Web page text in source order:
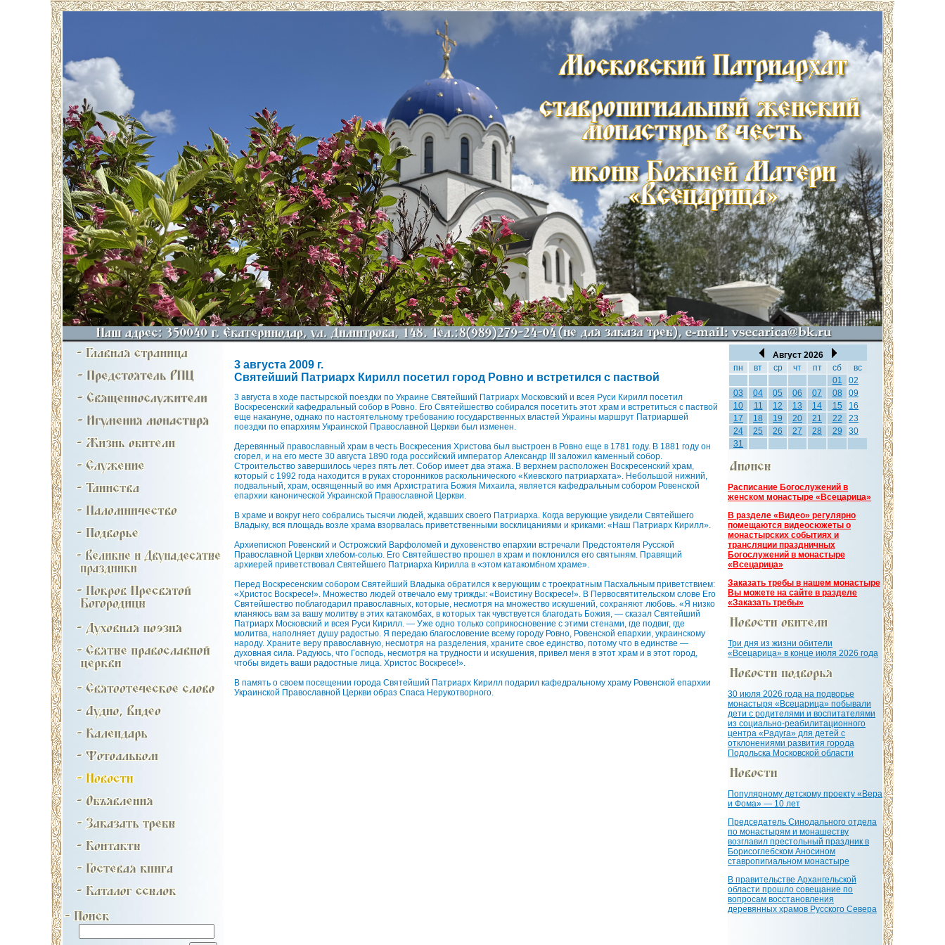
3 августа 2009 г.
Святейший Патриарх Кирилл посетил город Ровно и встретился с паствой
3 августа в ходе пастырской поездки по Украине Святейший Патриарх Московский и всея Руси Кирилл посетил
Воскресенский кафедральный собор в Ровно. Его Святейшество собирался посетить этот храм и встретиться с паствой
еще накануне, однако по настоятельному требованию государственных властей Украины маршрут Патриаршей
поездки по епархиям Украинской Православной Церкви был изменен.
Деревянный православный храм в честь Воскресения Христова был выстроен в Ровно еще в 1781 году. В 1881 году он
сгорел, и на его месте 30 августа 1890 года российский император Александр III заложил каменный собор.
Строительство завершилось через пять лет. Собор имеет два этажа. В верхнем расположен Воскресенский храм,
который с 1992 года находится в руках сторонников раскольнического «Киевского патриархата». Небольшой нижний,
подвальный, храм, освященный во имя Архистратига Божия Михаила, является кафедральным собором Ровенской
епархии канонической Украинской Православной Церкви.
В храме и вокруг него собрались тысячи людей, ждавших своего Патриарха. Когда верующие увидели Святейшего
Владыку, вся площадь возле храма взорвалась приветственными восклицаниями и криками: «Наш Патриарх Кирилл».
Архиепископ Ровенский и Острожский Варфоломей и духовенство епархии встречали Предстоятеля Русской
Православной Церкви хлебом-солью. Его Святейшество прошел в храм и поклонился его святыням. Правящий
архиерей приветствовал Святейшего Патриарха Кирилла в «этом катакомбном храме».
Перед Воскресенским собором Святейший Владыка обратился к верующим с троекратным Пасхальным приветствием:
«Христос Воскресе!». Множество людей отвечало ему трижды: «Воистину Воскресе!». В Первосвятительском слове Его
Святейшество поблагодарил православных, которые, несмотря на множество искушений, сохраняют любовь. «Я низко
кланяюсь вам за вашу молитву в этих катакомбах, в которых так чувствуется благодать Божия, — сказал Святейший
Патриарх Московский и всея Руси Кирилл. — Уже одно только соприкосновение с этими стенами, где подвиг, где
молитва, наполняет душу радостью. Я передаю благословение всему городу Ровно, Ровенской епархии, украинскому
народу. Храните веру православную, несмотря на разделения, храните свое единство, потому что в единстве —
духовная сила. Радуюсь, что Господь, несмотря на трудности и искушения, привел меня в этот храм и в этот город,
чтобы видеть ваши радостные лица. Христос Воскресе!».
В память о своем посещении города Святейший Патриарх Кирилл подарил кафедральному храму Ровенской епархии
Украинской Православной Церкви образ Спаса Нерукотворного.
Август 2026
пн
вт ср чт пт сб
вс
01
02
03
04 05 06 07 08
09
10
11 12 13 14 15
16
17
18 19 20 21 22
23
24
25 26 27 28 29
30
31
Расписание Богослужений в
женском монастыре «Всецарица»
В разделе «Видео» регулярно
помещаются видеосюжеты о
монастырских событиях и
трансляции праздничных
Богослужений в монастыре
«Всецарица»
Заказать требы в нашем монастыре
Вы можете на сайте в разделе
«Заказать требы»
Три дня из жизни обители
«Всецарица» в конце июля 2026 года
30 июля 2026 года на подворье
монастыря «Всецарица» побывали
дети с родителями и воспитателями
из социально-реабилитационного
центра «Радуга» для детей с
отклонениями развития города
Подольска Московской области
Популярному детскому проекту «Вера
и Фома» — 10 лет
Председатель Синодального отдела
по монастырям и монашеству
возглавил престольный праздник в
Борисоглебском Аносином
ставропигиальном монастыре
В правительстве Архангельской
области прошло совещание по
вопросам восстановления
деревянных храмов Русского Севера